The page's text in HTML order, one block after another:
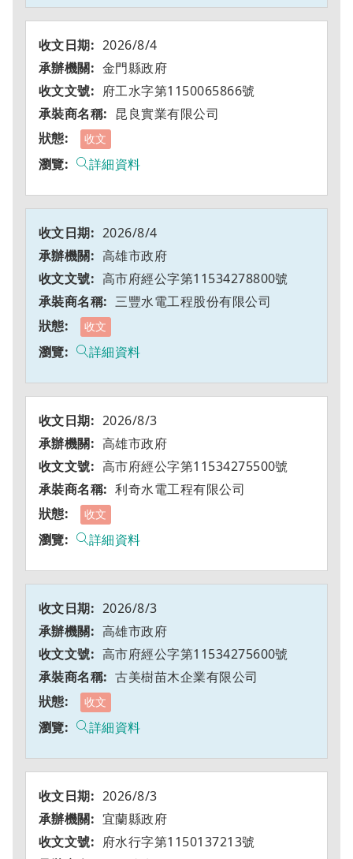
2026/8/4
金門縣政府
府工水字第1150065866號
昆良實業有限公司
收文
詳細資料
2026/8/4
高雄市政府
高市府經公字第11534278800號
三豐水電工程股份有限公司
收文
詳細資料
2026/8/3
高雄市政府
高市府經公字第11534275500號
利奇水電工程有限公司
收文
詳細資料
2026/8/3
高雄市政府
高市府經公字第11534275600號
古美樹苗木企業有限公司
收文
詳細資料
2026/8/3
宜蘭縣政府
府水行字第1150137213號